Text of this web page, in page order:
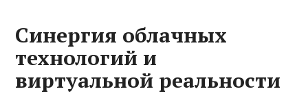
Синергия облачных
технологий и
виртуальной реальности